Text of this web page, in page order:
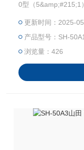
0型（5&amp;#215;1
使用的SH-110A5（
从 200 L 桶容器或其
油分装、供应给软管
少，适用于低粘度材
更新时间：2025-
产品型号：SH-50A1
浏览量：426